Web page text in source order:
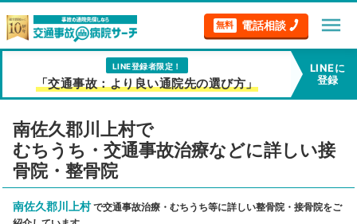
無料 電話相談 menu
LINE登録者限定！
「交通事故：より良い通院先の選び方」
LINEに
登録
南佐久郡川上村で
むちうち・交通事故治療などに詳しい接
骨院・整骨院
南佐久郡川上村で交通事故治療・むちうち等に詳しい整骨院・接骨院をご